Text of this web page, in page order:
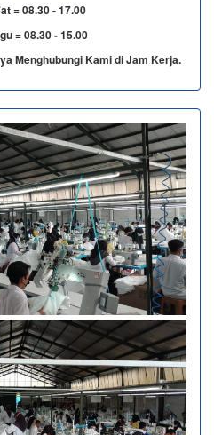
= 08.30 - 17.00
= 08.30 - 15.00
Menghubungi Kami di Jam Kerja.